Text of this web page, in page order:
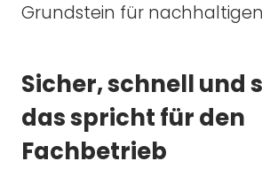
Grundstein für
Sicher, schnell und
das spricht für den
Fachbetrieb